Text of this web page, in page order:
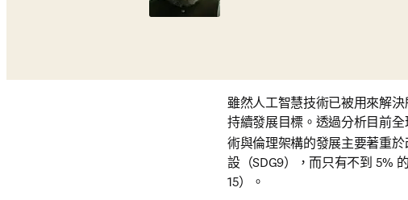
雖然人工智慧技術已被用來解
持續發展目標。透過分析目前
術與倫理架構的發展主要著重於
設（SDG9），而只有不到 5%
15）。